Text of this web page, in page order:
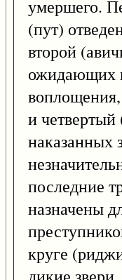
умершего.
(пут)
второй
ожидающих
и
наказанных
последние
назначены
круге